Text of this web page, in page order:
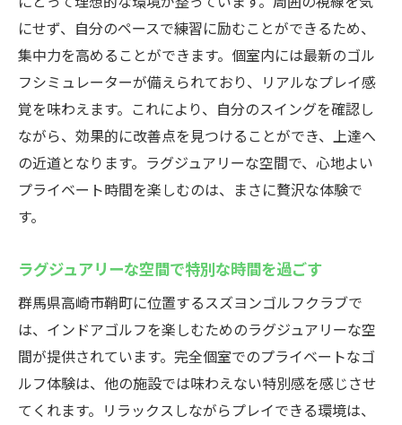
介
群馬県高崎市のスズヨンゴルフクラブで無人運
営のメリットを最大限活用
無人運営システムの利便性と安全性
時間を選ばない自由なゴルフ練習
テクノロジーが実現する無人運営のスムー
ズさ
無人運営がもたらすコストパフォーマンス
利用者に優しい無人システムの導入背景
初心者も安心！スズヨンゴルフクラブの体験コ
ースでインドアゴルフデビュー
初めての方でも安心の体験コース内容
ゴルフを始める際の基本的な準備
にせず、自分のペースで練習に励むことができるため、
集中力を高めることができます。個室内には最新のゴル
フシミュレーターが備えられており、リアルなプレイ感
覚を味わえます。これにより、自分のスイングを確認し
ながら、効果的に改善点を見つけることができ、上達へ
の近道となります。ラグジュアリーな空間で、心地よい
プライベート時間を楽しむのは、まさに贅沢な体験で
す。
ラグジュアリーな空間で特別な時間を過ごす
群馬県高崎市鞘町に位置するスズヨンゴルフクラブで
は、インドアゴルフを楽しむためのラグジュアリーな空
間が提供されています。完全個室でのプライベートなゴ
ルフ体験は、他の施設では味わえない特別感を感じさせ
てくれます。リラックスしながらプレイできる環境は、